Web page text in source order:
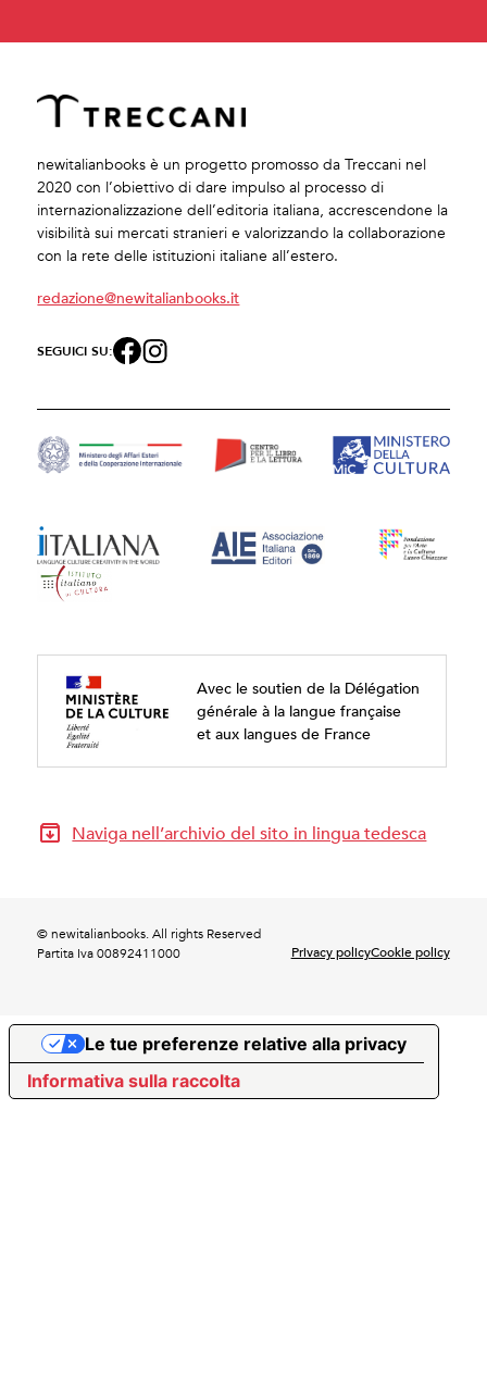
newitalianbooks è un progetto promosso da Treccani nel
2020 con l’obiettivo di dare impulso al processo di
internazionalizzazione dell’editoria italiana, accrescendone la
visibilità sui mercati stranieri e valorizzando la collaborazione
con la rete delle istituzioni italiane all’estero.
redazione@newitalianbooks.it
SEGUICI SU:
Avec le soutien de la Délégation
générale à la langue française
et aux langues de France
Naviga nell’archivio del sito in lingua tedesca
© newitalianbooks. All rights Reserved
Partita Iva 00892411000
Privacy policyCookie policy
Informativa sulla raccolta
Le tue preferenze relative alla privacy